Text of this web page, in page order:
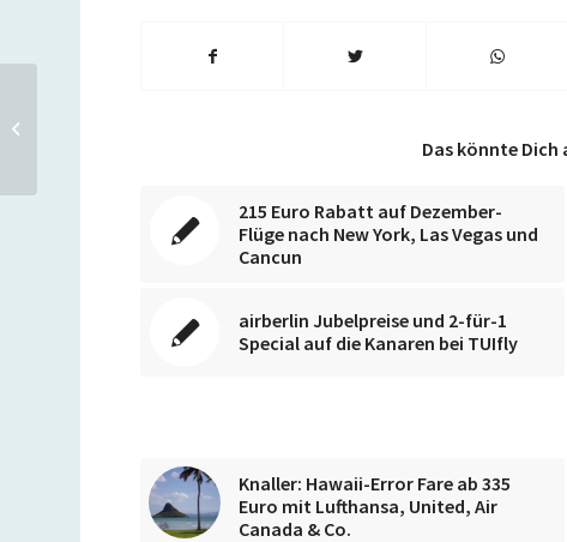
Das könnte Dich
215 Euro Rabatt auf Dezember-
Flüge nach New York, Las Vegas und
Cancun
airberlin Jubelpreise und 2-für-1
Special auf die Kanaren bei TUIfly
Knaller: Hawaii-Error Fare ab 335
Euro mit Lufthansa, United, Air
Canada & Co.